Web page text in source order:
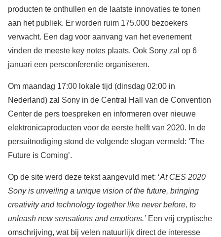
producten te onthullen en de laatste innovaties te tonen
aan het publiek. Er worden ruim 175.000 bezoekers
verwacht. Een dag voor aanvang van het evenement
vinden de meeste key notes plaats. Ook Sony zal op 6
januari een persconferentie organiseren.
Om maandag 17:00 lokale tijd (dinsdag 02:00 in
Nederland) zal Sony in de Central Hall van de Convention
Center de pers toespreken en informeren over nieuwe
elektronicaproducten voor de eerste helft van 2020. In de
persuitnodiging stond de volgende slogan vermeld: ‘The
Future is Coming’.
Op de site werd deze tekst aangevuld met: ‘At CES 2020
Sony is unveiling a unique vision of the future, bringing
creativity and technology together like never before, to
unleash new sensations and emotions.’ Een vrij cryptische
omschrijving, wat bij velen natuurlijk direct de interesse